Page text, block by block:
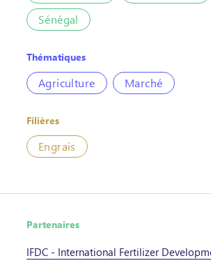
Sénégal
Thématiques
Agriculture Marché
Filières
Engrais
Partenaires
IFDC - International Fertilizer